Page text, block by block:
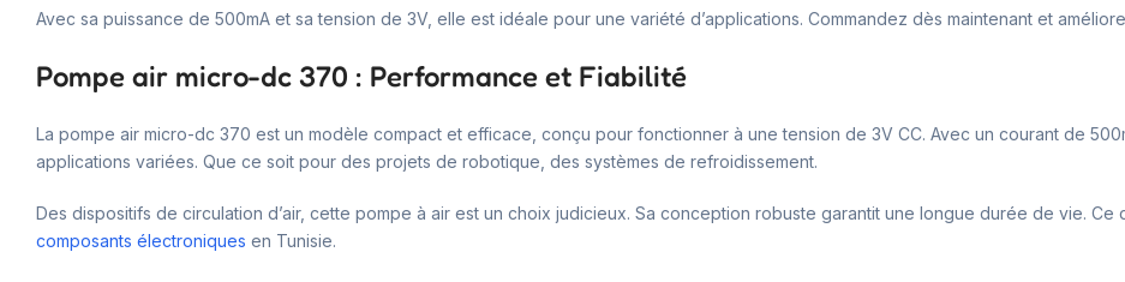
Avec sa puissance de 500mA et sa tension de 3V, elle est idéale pour une variété d’applications. Commandez dès maintenant et
Pompe air micro-dc 370 : Performance et Fiabilité
La pompe air micro-dc 370 est un modèle compact et efficace, conçu pour fonctionner à une tension de 3V CC. Avec un courant de
applications variées. Que ce soit pour des projets de robotique, des systèmes de refroidissement.
Des dispositifs de circulation d’air, cette pompe à air est un choix judicieux. Sa conception robuste garantit une longue durée de vie.
composants électroniques en Tunisie.